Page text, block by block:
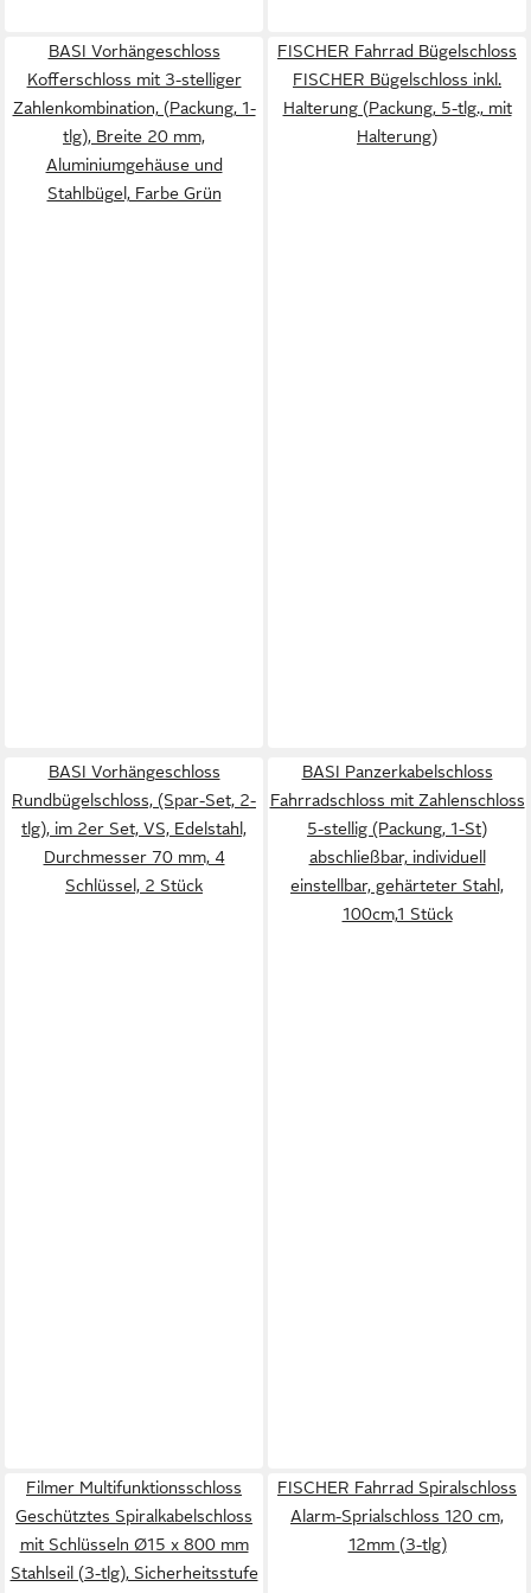
BASI Vorhängeschloss
Kofferschloss mit 3-stelliger
Zahlenkombination, (Packung, 1-
tlg), Breite 20 mm,
Aluminiumgehäuse und
Stahlbügel, Farbe Grün
FISCHER Fahrrad Bügelschloss
FISCHER Bügelschloss inkl.
Halterung (Packung, 5-tlg., mit
Halterung)
BASI Vorhängeschloss
Rundbügelschloss, (Spar-Set, 2-
tlg), im 2er Set, VS, Edelstahl,
Durchmesser 70 mm, 4
Schlüssel, 2 Stück
BASI Panzerkabelschloss
Fahrradschloss mit Zahlenschloss
5-stellig (Packung, 1-St)
abschließbar, individuell
einstellbar, gehärteter Stahl,
100cm,1 Stück
Filmer Multifunktionsschloss
Geschütztes Spiralkabelschloss
mit Schlüsseln Ø15 x 800 mm
Stahlseil (3-tlg), Sicherheitsstufe
FISCHER Fahrrad Spiralschloss
Alarm-Sprialschloss 120 cm,
12mm (3-tlg)